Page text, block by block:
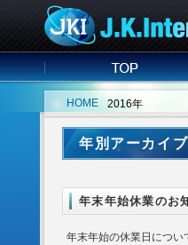
HOME 2016年
年別アーカイ
年末年始休業のお
年末年始の休業日につい